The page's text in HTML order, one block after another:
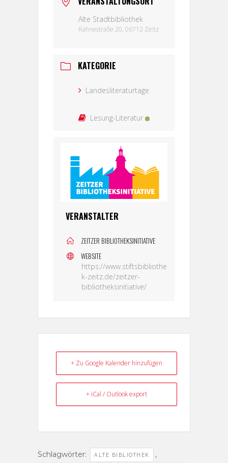
Alte Stadtbibliothek
Rahnestraße 20, 06712 Zeitz
KATEGORIE
Landesliteraturtage
Lesung-Literatur
VERANSTALTER
ZEITZER BIBLIOTHEKSINITIATIVE
WEBSITE
https://www.stiftsbibliothe
k-zeitz.de/zeitzer-
bibliotheksinitiative/
+ Zu Google Kalender hinzufügen
+ iCal / Outlook export
Schlagwörter: ALTE BIBLIOTHEK ,